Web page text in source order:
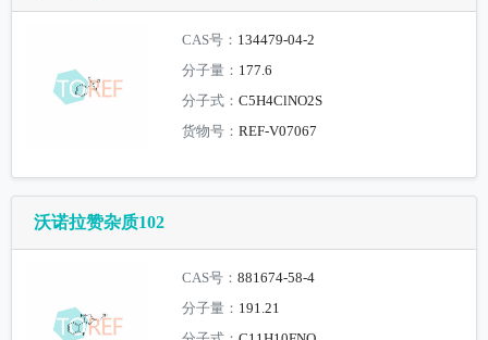
CAS号： 134479-04-2
分子量： 177.6
分子式：C5H4ClNO2S
货物号：REF-V07067
沃诺拉赞杂质102
CAS号：881674-58-4
分子量： 191.21